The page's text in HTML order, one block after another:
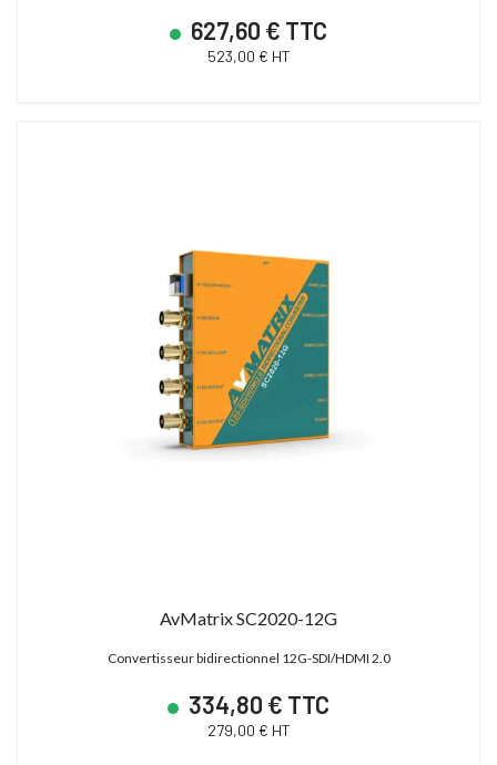
627,60 € TTC
523,00 € HT
AvMatrix SC2020-12G
Convertisseur bidirectionnel 12G-SDI/HDMI 2.0
334,80 € TTC
279,00 € HT